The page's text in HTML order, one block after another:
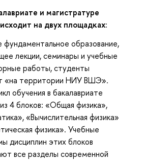
и магистратуре
на двух площадках:
образование,
лекции, семинары и учебные
работы, студенты
«на территории НИУ ВШЭ».
обучения в бакалавриате
4 блоков: «Общая физика»,
«Вычислительная физика»
физика». Учебные
дисциплин этих блоков
все разделы современной